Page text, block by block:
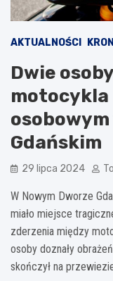
AKTUALNOŚCI
Dwie
motocykla
Gdańskim
29 lipca 2024
W Nowym Dworze
miało miejsce
zderzenia między
osoby doznały
skończył na